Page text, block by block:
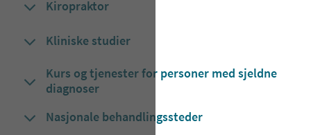
Kiropraktor
Kliniske studier
Kurs og tjenester for personer med sjeldne
diagnoser
Nasjonale behandlingssteder